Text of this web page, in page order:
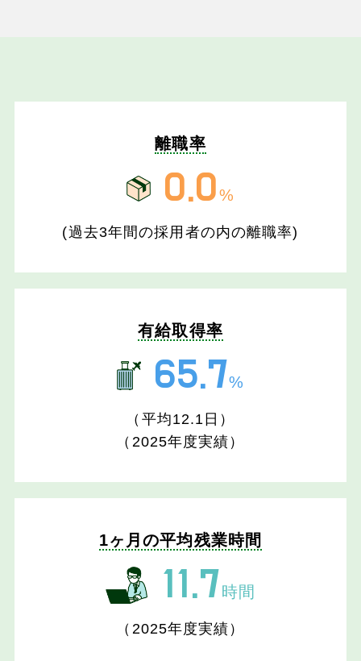
離職率
0.0%
(過去3年間の採用者の内の離職率)
有給取得率
65.7%
（平均12.1日）
（2025年度実績）
1ヶ月の平均残業時間
11.7 時間
（2025年度実績）